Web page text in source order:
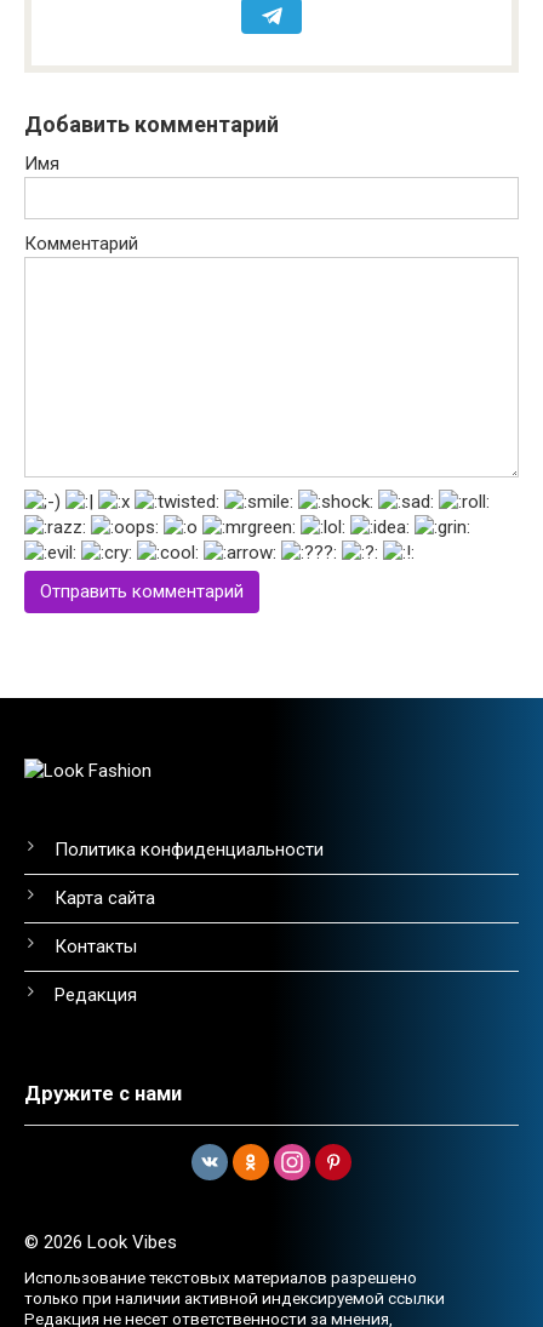
Добавить комментарий
Имя
Комментарий
Политика конфиденциальности
Карта сайта
Контакты
Редакция
Дружите с нами
© 2026 Look Vibes
Использование текстовых материалов разрешено
только при наличии активной индексируемой ссылки
Редакция не несет ответственности за мнения,